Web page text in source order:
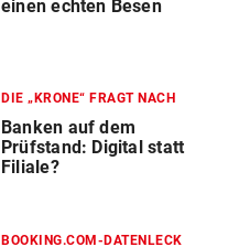
einen echten Besen
DIE „KRONE“ FRAGT NACH
Banken auf dem
Prüfstand: Digital statt
Filiale?
BOOKING.COM-DATENLECK